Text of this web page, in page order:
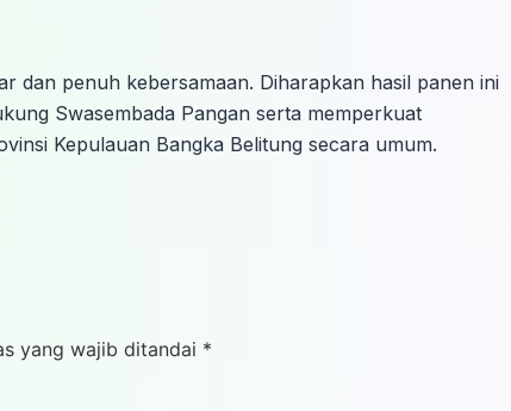
dan penuh kebersamaan. Diharapkan hasil panen ini
Swasembada Pangan serta memperkuat
Kepulauan Bangka Belitung secara umum.
yang wajib ditandai *